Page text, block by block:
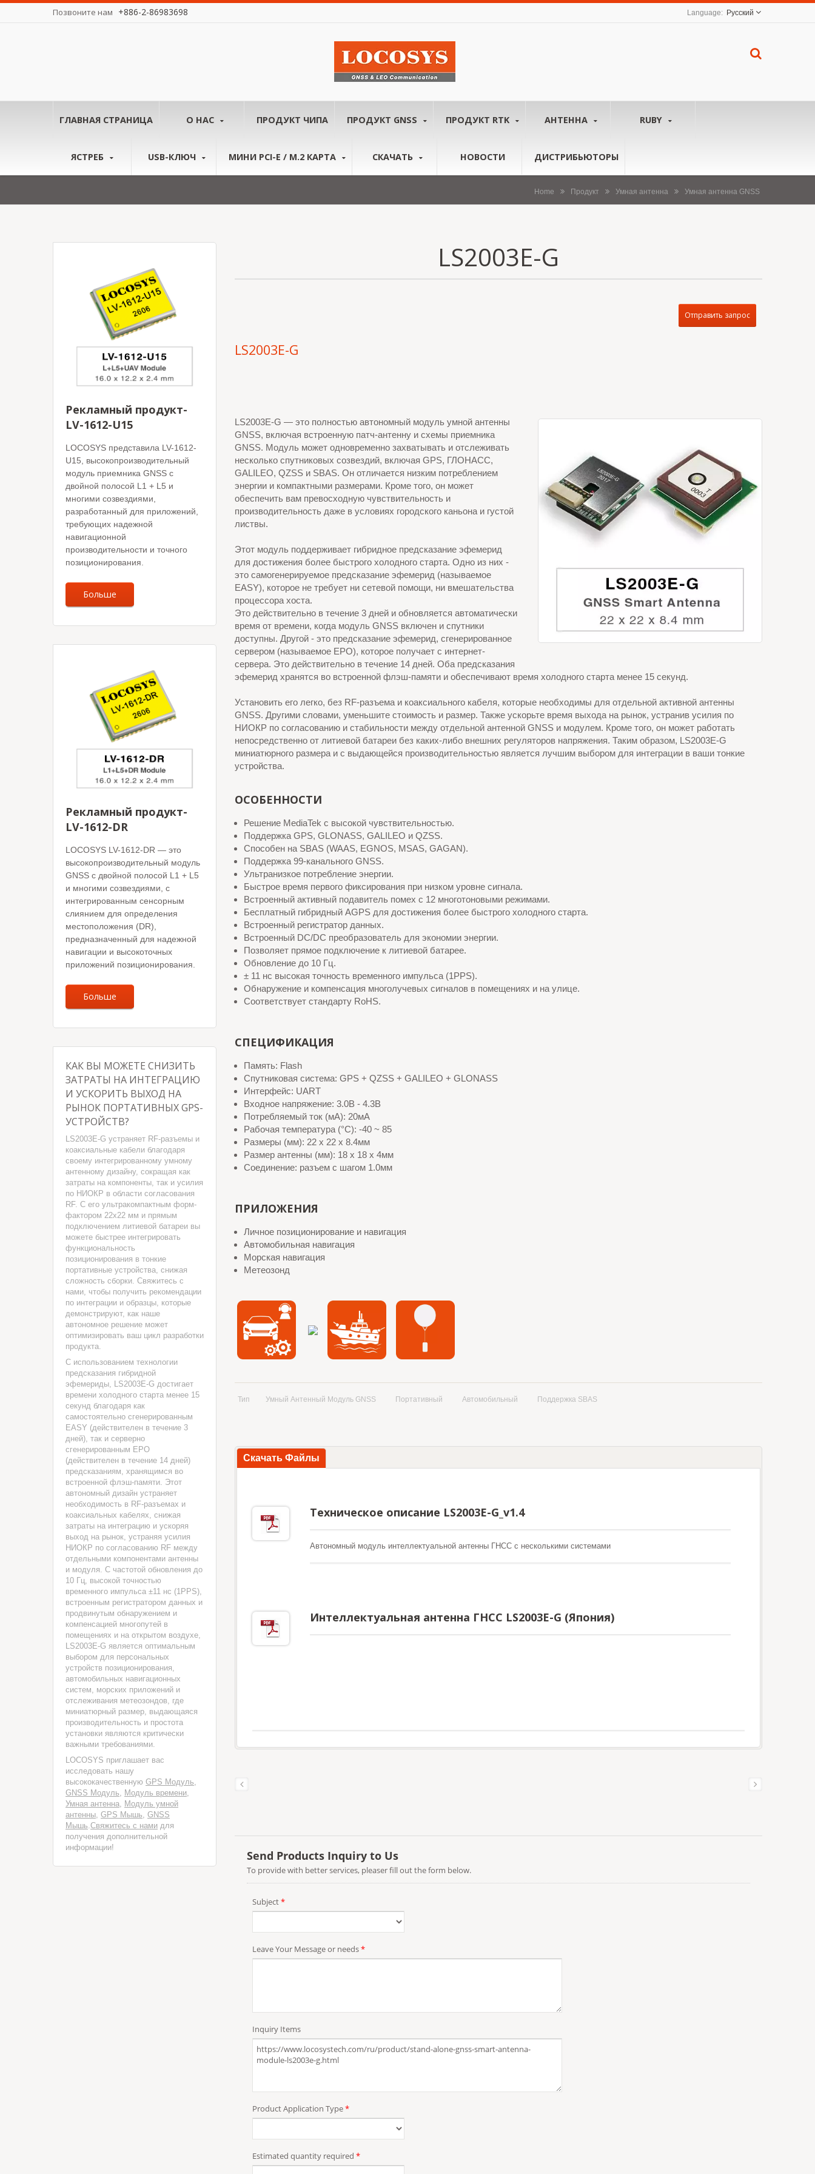
Позвоните нам +886-2-86983698 Русский
ГЛАВНАЯ СТРАНИЦА О НАС ПРОДУКТ ЧИПА ПРОДУКТ GNSS ПРОДУКТ RTK АНТЕННА RUBY
ЯСТРЕБ USB-КЛЮЧ МИНИ PCI-E / M.2 КАРТА СКАЧАТЬ НОВОСТИ ДИСТРИБЬЮТОРЫ
Home Продукт Умная антенна Умная антенна GNSS
Рекламный продукт-
LV-1612-U15
LOCOSYS представила LV-1612-
U15, высокопроизводительный
модуль приемника GNSS с
двойной полосой L1 + L5 и
многими созвездиями,
разработанный для приложений,
требующих надежной
навигационной
производительности и точного
позиционирования.
Больше
Рекламный продукт-
LV-1612-DR
LOCOSYS LV-1612-DR — это
высокопроизводительный модуль
GNSS с двойной полосой L1 + L5
и многими созвездиями, с
интегрированным сенсорным
слиянием для определения
местоположения (DR),
предназначенный для надежной
навигации и высокоточных
приложений позиционирования.
Больше
КАК ВЫ МОЖЕТЕ СНИЗИТЬ
ЗАТРАТЫ НА ИНТЕГРАЦИЮ
И УСКОРИТЬ ВЫХОД НА
РЫНОК ПОРТАТИВНЫХ GPS-
УСТРОЙСТВ?
LS2003E-G устраняет RF-разъемы и
коаксиальные кабели благодаря
своему интегрированному умному
антенному дизайну, сокращая как
затраты на компоненты, так и усилия
по НИОКР в области согласования
RF. С его ультракомпактным форм-
фактором 22x22 мм и прямым
подключением литиевой батареи вы
можете быстрее интегрировать
функциональность
позиционирования в тонкие
портативные устройства, снижая
сложность сборки. Свяжитесь с
нами, чтобы получить рекомендации
по интеграции и образцы, которые
демонстрируют, как наше
автономное решение может
оптимизировать ваш цикл разработки
продукта.
С использованием технологии
предсказания гибридной
эфемериды, LS2003E-G достигает
времени холодного старта менее 15
секунд благодаря как
самостоятельно сгенерированным
EASY (действителен в течение 3
дней), так и серверно
сгенерированным EPO
(действителен в течение 14 дней)
предсказаниям, хранящимся во
встроенной флэш-памяти. Этот
автономный дизайн устраняет
необходимость в RF-разъемах и
коаксиальных кабелях, снижая
затраты на интеграцию и ускоряя
выход на рынок, устраняя усилия
НИОКР по согласованию RF между
отдельными компонентами антенны
и модуля. С частотой обновления до
10 Гц, высокой точностью
временного импульса ±11 нс (1PPS),
встроенным регистратором данных и
продвинутым обнаружением и
компенсацией многопутей в
помещениях и на открытом воздухе,
LS2003E-G является оптимальным
выбором для персональных
устройств позиционирования,
автомобильных навигационных
систем, морских приложений и
отслеживания метеозондов, где
миниатюрный размер, выдающаяся
производительность и простота
установки являются критически
важными требованиями.
LOCOSYS приглашает вас
исследовать нашу
высококачественную GPS Модуль,
GNSS Модуль, Модуль времени,
Умная антенна, Модуль умной
антенны, GPS Мышь, GNSS
Мышь.Свяжитесь с нами для
получения дополнительной
информации!
LS2003E-G
Отправить запрос
LS2003E-G
LS2003E-G — это полностью автономный модуль умной антенны
GNSS, включая встроенную патч-антенну и схемы приемника
GNSS. Модуль может одновременно захватывать и отслеживать
несколько спутниковых созвездий, включая GPS, ГЛОНАСС,
GALILEO, QZSS и SBAS. Он отличается низким потреблением
энергии и компактными размерами. Кроме того, он может
обеспечить вам превосходную чувствительность и
производительность даже в условиях городского каньона и густой
листвы.
Этот модуль поддерживает гибридное предсказание эфемерид
для достижения более быстрого холодного старта. Одно из них -
это самогенерируемое предсказание эфемерид (называемое
EASY), которое не требует ни сетевой помощи, ни вмешательства
процессора хоста.
Это действительно в течение 3 дней и обновляется автоматически
время от времени, когда модуль GNSS включен и спутники
доступны. Другой - это предсказание эфемерид, сгенерированное
сервером (называемое EPO), которое получает с интернет-
сервера. Это действительно в течение 14 дней. Оба предсказания
эфемерид хранятся во встроенной флэш-памяти и обеспечивают время холодного старта менее 15 секунд.
Установить его легко, без RF-разъема и коаксиального кабеля, которые необходимы для отдельной активной антенны
GNSS. Другими словами, уменьшите стоимость и размер. Также ускорьте время выхода на рынок, устранив усилия по
НИОКР по согласованию и стабильности между отдельной антенной GNSS и модулем. Кроме того, он может работать
непосредственно от литиевой батареи без каких-либо внешних регуляторов напряжения. Таким образом, LS2003E-G
миниатюрного размера и с выдающейся производительностью является лучшим выбором для интеграции в ваши тонкие
устройства.
ОСОБЕННОСТИ
Решение MediaTek с высокой чувствительностью.
Поддержка GPS, GLONASS, GALILEO и QZSS.
Способен на SBAS (WAAS, EGNOS, MSAS, GAGAN).
Поддержка 99-канального GNSS.
Ультранизкое потребление энергии.
Быстрое время первого фиксирования при низком уровне сигнала.
Встроенный активный подавитель помех с 12 многотоновыми режимами.
Бесплатный гибридный AGPS для достижения более быстрого холодного старта.
Встроенный регистратор данных.
Встроенный DC/DC преобразователь для экономии энергии.
Позволяет прямое подключение к литиевой батарее.
Обновление до 10 Гц.
± 11 нс высокая точность временного импульса (1PPS).
Обнаружение и компенсация многолучевых сигналов в помещениях и на улице.
Соответствует стандарту RoHS.
СПЕЦИФИКАЦИЯ
Память: Flash
Спутниковая система: GPS + QZSS + GALILEO + GLONASS
Интерфейс: UART
Входное напряжение: 3.0В - 4.3В
Потребляемый ток (мА): 20мА
Рабочая температура (°C): -40 ~ 85
Размеры (мм): 22 x 22 x 8.4мм
Размер антенны (мм): 18 x 18 x 4мм
Соединение: разъем с шагом 1.0мм
ПРИЛОЖЕНИЯ
Личное позиционирование и навигация
Автомобильная навигация
Морская навигация
Метеозонд
Тип Умный Антенный Модуль GNSS Портативный Автомобильный Поддержка SBAS
Скачать Файлы
Техническое описание LS2003E-G_v1.4
Автономный модуль интеллектуальной антенны ГНСС с несколькими системами
Интеллектуальная антенна ГНСС LS2003E-G (Япония)